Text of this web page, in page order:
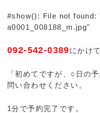
#show(): File not found:
a0001_008188_m.jpg"
092-542-0389にかけ
「初めてですが、○日の
問い合わせください。
1分で予約完了です。